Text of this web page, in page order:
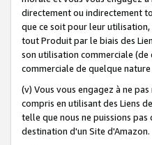
directement ou indirectement
que ce soit pour leur
tout Produit par le biais des
son utilisation commerciale
commerciale de quelque nature
(v) Vous vous engagez à ne
compris en utilisant des Liens
telle que nous ne puissions
destination d'un Site d'Amazon.